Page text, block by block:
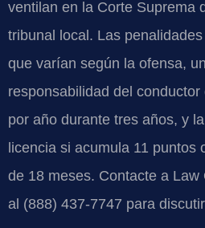
ventilan en la Corte Suprema
tribunal local. Las
que varían según la ofensa,
responsabilidad del
por año durante tres años, y
licencia si acumula 11 puntos
de 18 meses. Contacte a Law
al (888) 437-7747 para